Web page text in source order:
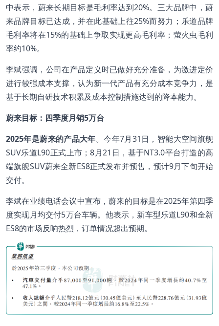
中表示，蔚来长期目标是毛利率达到20%。三大品牌中，蔚
来品牌目标已达成，并在此基础上往25%而努力；乐道品牌
毛利率将在15%的基础上争取实现更高毛利率；萤火虫毛利
率约10%。
李斌强调，公司在产品定义时已做好充分准备，为激进定价
进行较强成本支撑，认为新一代产品有充分成本竞争力，是
基于长期自研技术积累及成本控制措施达到的降本能力。
蔚来目标：四季度月销5万台
2025年是蔚来的产品大年。今年7月31日，智能大空间旗舰
SUV乐道L90正式上市；8月21日，基于NT3.0平台打造的高
端旗舰SUV蔚来全新ES8正式发布并预售，预计9月下旬开始
交付。
李斌在业绩电话会议中宣布，蔚来的目标是在2025年第四季
度实现月均交付5万台车辆。他表示，新车型乐道L90和全新
ES8的市场反响热烈，订单情况超出预期。